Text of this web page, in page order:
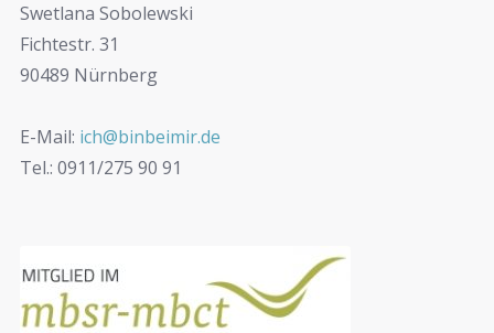
Swetlana Sobolewski
Fichtestr. 31
90489 Nürnberg
E-Mail: ich@binbeimir.de
Tel.: 0911/275 90 91